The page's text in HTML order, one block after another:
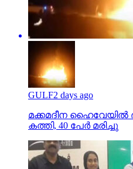
GULF2 days ago
മക്കമദീന ഹൈവേയില്‍
കത്തി, 40 പേര്‍ മരിച്ചു